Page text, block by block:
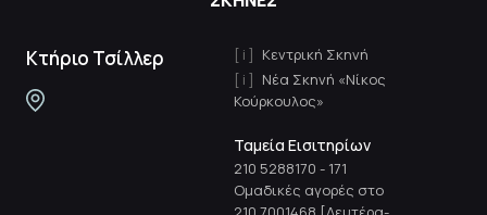
Κτήριο Τσίλλερ
Κεντρική Σκηνή
Νέα Σκηνή «Νίκος
Κούρκουλος»
Ταμεία Εισιτηρίων
210 5288170 - 171
Ομαδικές αγορές στο